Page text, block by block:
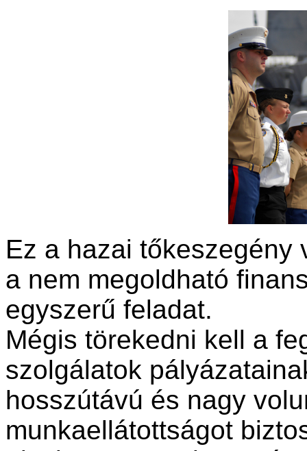
Ez a hazai tőkeszegény
a nem megoldható
egyszerű feladat.
Mégis törekedni kell a
szolgálatok
hosszútávú és nagy
munkaellátottságot